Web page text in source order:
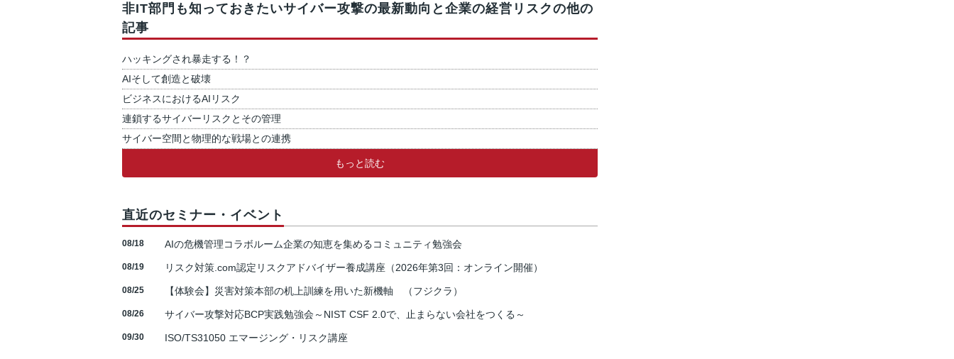
非IT部門も知っておきたいサイバー攻撃の最新動向と企業の経営リスクの他の
記事
ハッキングされ暴走する！？
AIそして創造と破壊
ビジネスにおけるAIリスク
連鎖するサイバーリスクとその管理
サイバー空間と物理的な戦場との連携
もっと読む
直近のセミナー・イベント
08/18 AIの危機管理コラボルーム企業の知恵を集めるコミュニティ勉強会
08/19 リスク対策.com認定リスクアドバイザー養成講座（2026年第3回：オンライン開催）
08/25 【体験会】災害対策本部の机上訓練を用いた新機軸 （フジクラ）
08/26 サイバー攻撃対応BCP実践勉強会～NIST CSF 2.0で、止まらない会社をつくる～
09/30 ISO/TS31050 エマージング・リスク講座